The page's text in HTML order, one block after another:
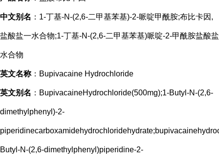
中文别名 ： 1-丁基-N-(2,6-二甲基苯基)-2-哌啶甲酰胺;布比卡因,
盐酸盐一水合物;1-丁基-N-(2,6-二甲基苯基)哌啶-2-甲酰胺盐酸盐
水合物
英文名称： Bupivacaine Hydrochloride
英文别名 ： BupivacaineHydrochloride(500mg);1-Butyl-N-(2,6-
dimethylphenyl)-2-
Butyl-N-(2,6-dimethylphenyl)piperidine-2-